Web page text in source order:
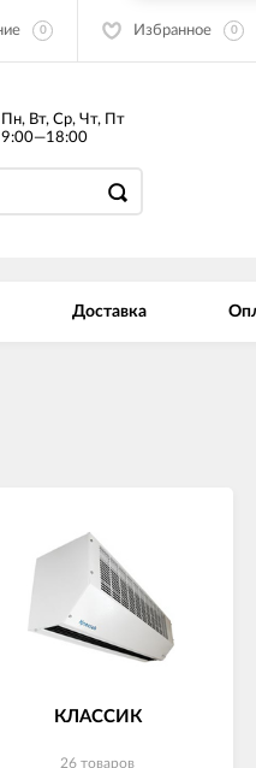
0 Избранное 0
Пн, Вт, Ср, Чт, Пт
9:00—18:00
Доставка
КЛАССИК
26 товаров